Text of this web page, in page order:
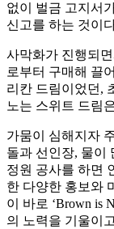
없이 벌금 고지서
신고를 하는 것이
사막화가 진행되
로부터 구매해 끌
리칸 드림이었던,
노는 스위트 드림
가뭄이 심해지자
돌과 선인장, 물이
정원 공사를 하면
한 다양한 홍보와
이 바로 ‘Brown is
의 노력을 기울이